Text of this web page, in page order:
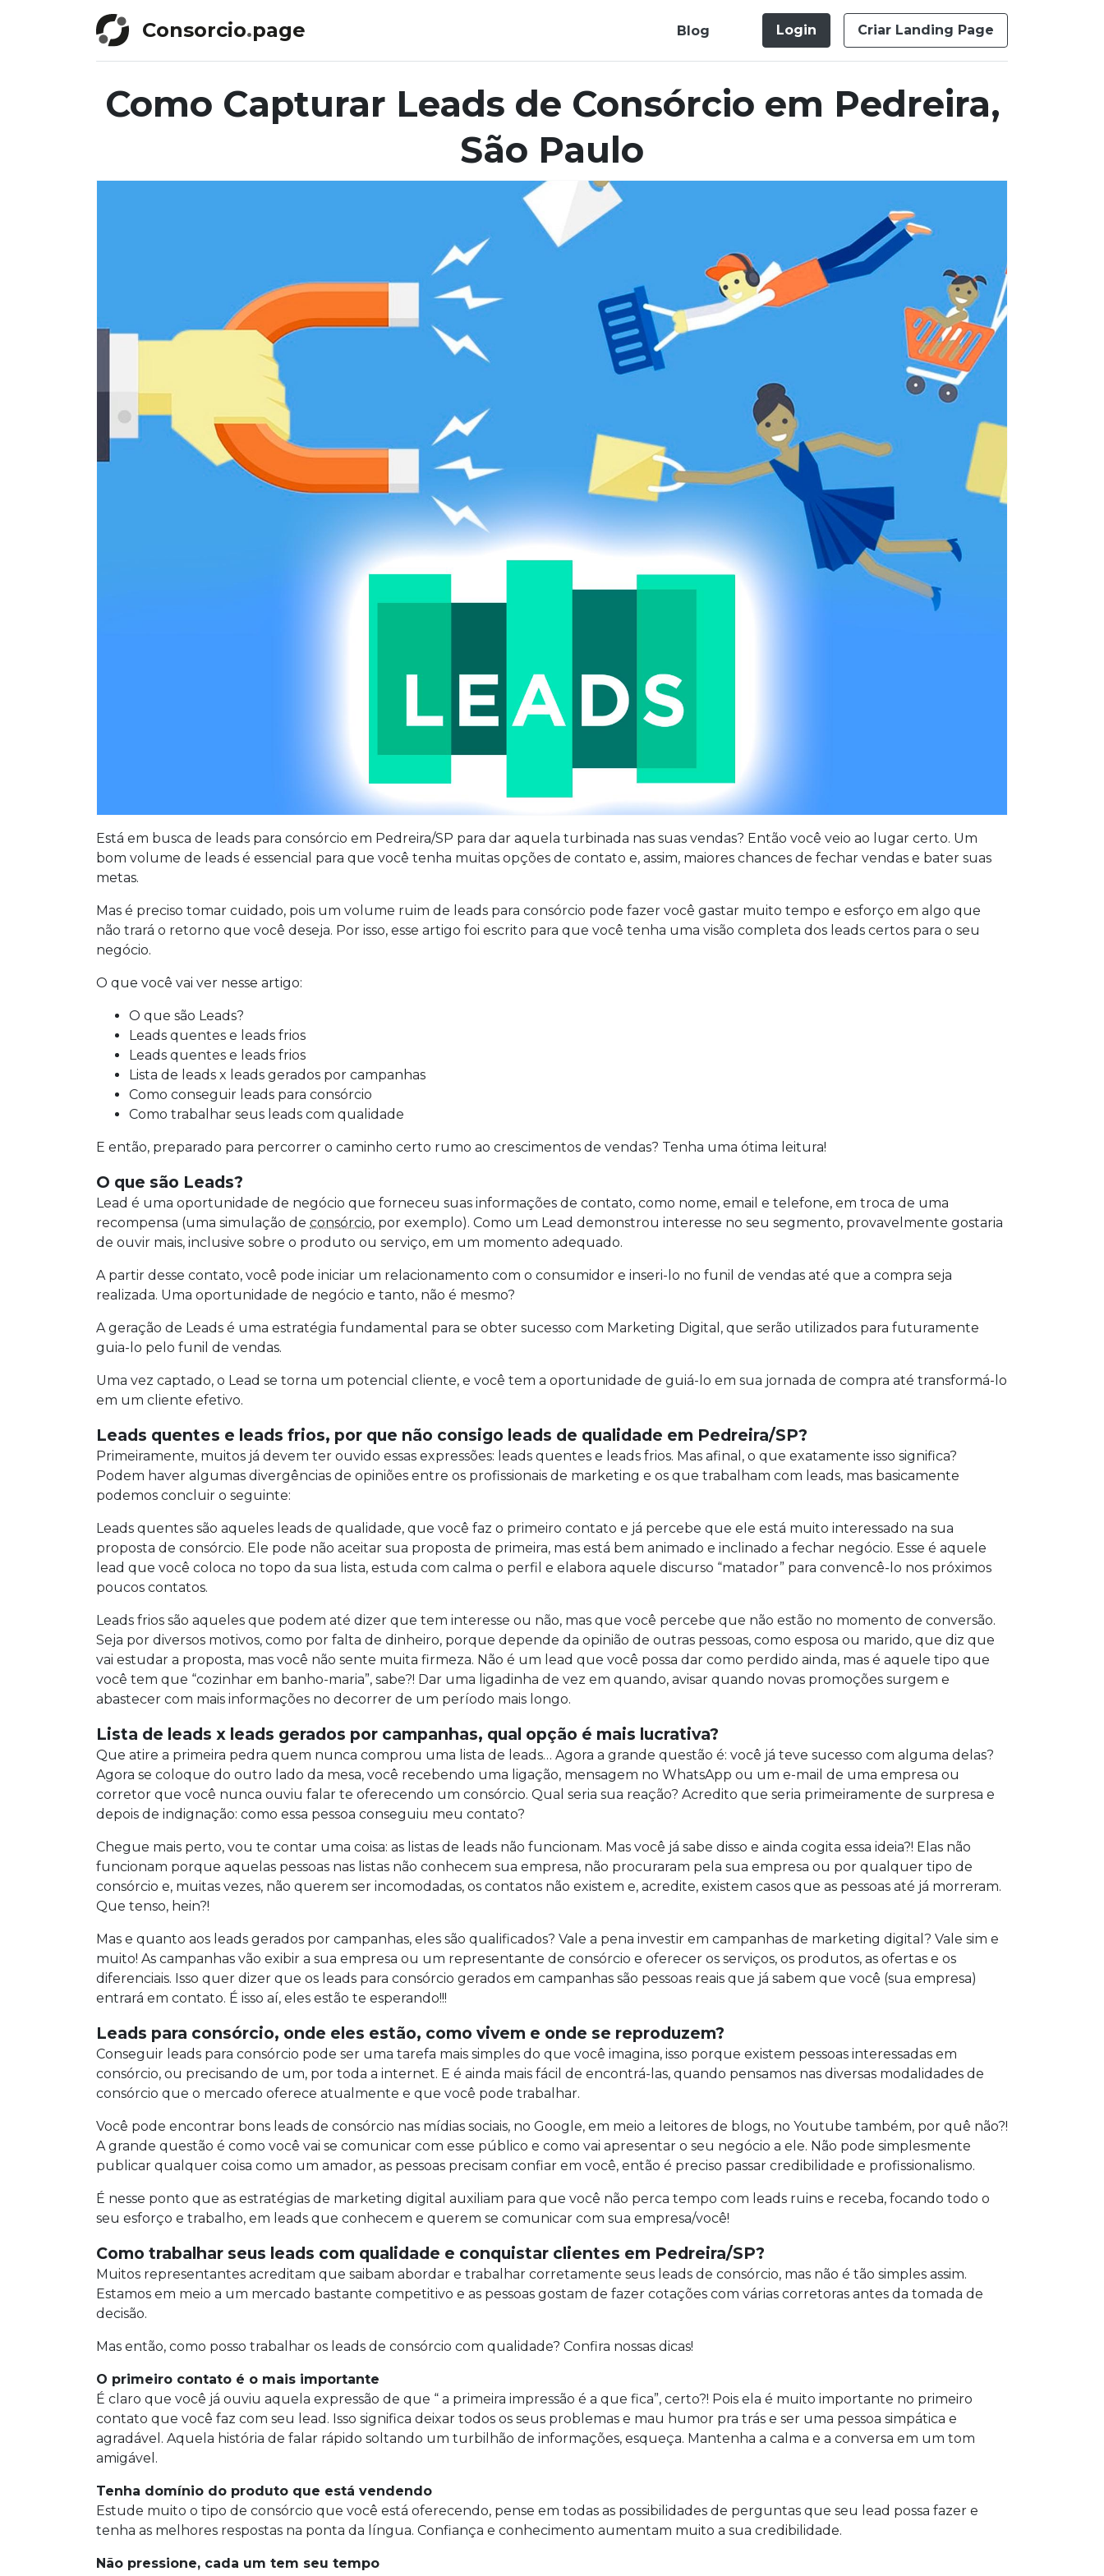
Consorcio.page Blog Login Criar Landing Page
Como Capturar Leads de Consórcio em Pedreira,
São Paulo
Está em busca de leads para consórcio em Pedreira/SP para dar aquela turbinada nas suas vendas? Então você veio ao lugar certo. Um
bom volume de leads é essencial para que você tenha muitas opções de contato e, assim, maiores chances de fechar vendas e bater suas
metas.
Mas é preciso tomar cuidado, pois um volume ruim de leads para consórcio pode fazer você gastar muito tempo e esforço em algo que
não trará o retorno que você deseja. Por isso, esse artigo foi escrito para que você tenha uma visão completa dos leads certos para o seu
negócio.
O que você vai ver nesse artigo:
O que são Leads?
Leads quentes e leads frios
Leads quentes e leads frios
Lista de leads x leads gerados por campanhas
Como conseguir leads para consórcio
Como trabalhar seus leads com qualidade
E então, preparado para percorrer o caminho certo rumo ao crescimentos de vendas? Tenha uma ótima leitura!
O que são Leads?
Lead é uma oportunidade de negócio que forneceu suas informações de contato, como nome, email e telefone, em troca de uma
recompensa (uma simulação de consórcio, por exemplo). Como um Lead demonstrou interesse no seu segmento, provavelmente gostaria
de ouvir mais, inclusive sobre o produto ou serviço, em um momento adequado.
A partir desse contato, você pode iniciar um relacionamento com o consumidor e inseri-lo no funil de vendas até que a compra seja
realizada. Uma oportunidade de negócio e tanto, não é mesmo?
A geração de Leads é uma estratégia fundamental para se obter sucesso com Marketing Digital, que serão utilizados para futuramente
guia-lo pelo funil de vendas.
Uma vez captado, o Lead se torna um potencial cliente, e você tem a oportunidade de guiá-lo em sua jornada de compra até transformá-lo
em um cliente efetivo.
Leads quentes e leads frios, por que não consigo leads de qualidade em Pedreira/SP?
Primeiramente, muitos já devem ter ouvido essas expressões: leads quentes e leads frios. Mas afinal, o que exatamente isso significa?
Podem haver algumas divergências de opiniões entre os profissionais de marketing e os que trabalham com leads, mas basicamente
podemos concluir o seguinte:
Leads quentes são aqueles leads de qualidade, que você faz o primeiro contato e já percebe que ele está muito interessado na sua
proposta de consórcio. Ele pode não aceitar sua proposta de primeira, mas está bem animado e inclinado a fechar negócio. Esse é aquele
lead que você coloca no topo da sua lista, estuda com calma o perfil e elabora aquele discurso “matador” para convencê-lo nos próximos
poucos contatos.
Leads frios são aqueles que podem até dizer que tem interesse ou não, mas que você percebe que não estão no momento de conversão.
Seja por diversos motivos, como por falta de dinheiro, porque depende da opinião de outras pessoas, como esposa ou marido, que diz que
vai estudar a proposta, mas você não sente muita firmeza. Não é um lead que você possa dar como perdido ainda, mas é aquele tipo que
você tem que “cozinhar em banho-maria”, sabe?! Dar uma ligadinha de vez em quando, avisar quando novas promoções surgem e
abastecer com mais informações no decorrer de um período mais longo.
Lista de leads x leads gerados por campanhas, qual opção é mais lucrativa?
Que atire a primeira pedra quem nunca comprou uma lista de leads… Agora a grande questão é: você já teve sucesso com alguma delas?
Agora se coloque do outro lado da mesa, você recebendo uma ligação, mensagem no WhatsApp ou um e-mail de uma empresa ou
corretor que você nunca ouviu falar te oferecendo um consórcio. Qual seria sua reação? Acredito que seria primeiramente de surpresa e
depois de indignação: como essa pessoa conseguiu meu contato?
Chegue mais perto, vou te contar uma coisa: as listas de leads não funcionam. Mas você já sabe disso e ainda cogita essa ideia?! Elas não
funcionam porque aquelas pessoas nas listas não conhecem sua empresa, não procuraram pela sua empresa ou por qualquer tipo de
consórcio e, muitas vezes, não querem ser incomodadas, os contatos não existem e, acredite, existem casos que as pessoas até já morreram.
Que tenso, hein?!
Mas e quanto aos leads gerados por campanhas, eles são qualificados? Vale a pena investir em campanhas de marketing digital? Vale sim e
muito! As campanhas vão exibir a sua empresa ou um representante de consórcio e oferecer os serviços, os produtos, as ofertas e os
diferenciais. Isso quer dizer que os leads para consórcio gerados em campanhas são pessoas reais que já sabem que você (sua empresa)
entrará em contato. É isso aí, eles estão te esperando!!!
Leads para consórcio, onde eles estão, como vivem e onde se reproduzem?
Conseguir leads para consórcio pode ser uma tarefa mais simples do que você imagina, isso porque existem pessoas interessadas em
consórcio, ou precisando de um, por toda a internet. E é ainda mais fácil de encontrá-las, quando pensamos nas diversas modalidades de
consórcio que o mercado oferece atualmente e que você pode trabalhar.
Você pode encontrar bons leads de consórcio nas mídias sociais, no Google, em meio a leitores de blogs, no Youtube também, por quê não?!
A grande questão é como você vai se comunicar com esse público e como vai apresentar o seu negócio a ele. Não pode simplesmente
publicar qualquer coisa como um amador, as pessoas precisam confiar em você, então é preciso passar credibilidade e profissionalismo.
É nesse ponto que as estratégias de marketing digital auxiliam para que você não perca tempo com leads ruins e receba, focando todo o
seu esforço e trabalho, em leads que conhecem e querem se comunicar com sua empresa/você!
Como trabalhar seus leads com qualidade e conquistar clientes em Pedreira/SP?
Muitos representantes acreditam que saibam abordar e trabalhar corretamente seus leads de consórcio, mas não é tão simples assim.
Estamos em meio a um mercado bastante competitivo e as pessoas gostam de fazer cotações com várias corretoras antes da tomada de
decisão.
Mas então, como posso trabalhar os leads de consórcio com qualidade? Confira nossas dicas!
O primeiro contato é o mais importante
É claro que você já ouviu aquela expressão de que “ a primeira impressão é a que fica”, certo?! Pois ela é muito importante no primeiro
contato que você faz com seu lead. Isso significa deixar todos os seus problemas e mau humor pra trás e ser uma pessoa simpática e
agradável. Aquela história de falar rápido soltando um turbilhão de informações, esqueça. Mantenha a calma e a conversa em um tom
amigável.
Tenha domínio do produto que está vendendo
Estude muito o tipo de consórcio que você está oferecendo, pense em todas as possibilidades de perguntas que seu lead possa fazer e
tenha as melhores respostas na ponta da língua. Confiança e conhecimento aumentam muito a sua credibilidade.
Não pressione, cada um tem seu tempo